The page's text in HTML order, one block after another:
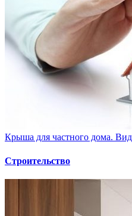
Крыша для частного дома.
Строительство